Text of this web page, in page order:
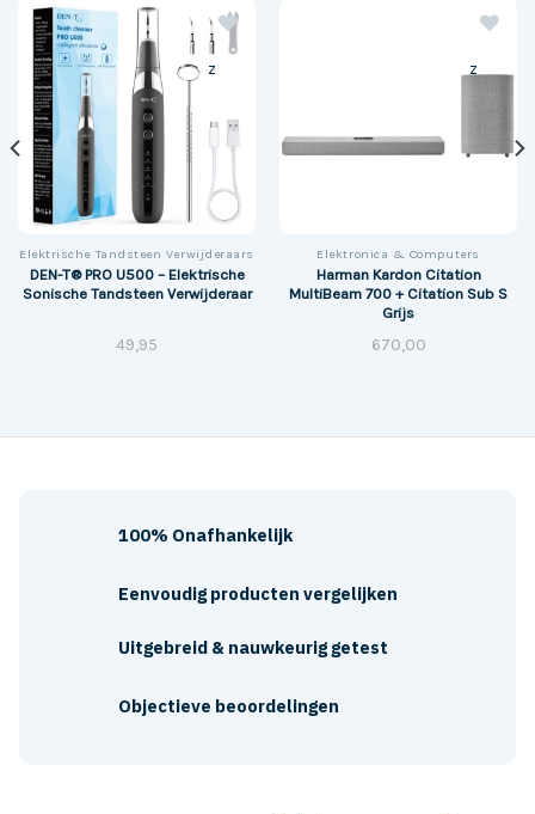
z
Elektrische Tandsteen Verwijderaars
DEN-T® PRO U500 – Elektrische
Sonische Tandsteen Verwijderaar
49,95
z
Elektronica & Computers
Harman Kardon Citation
MultiBeam 700 + Citation Sub S
Grijs
670,00
100% Onafhankelijk
Eenvoudig producten vergelijken
Uitgebreid & nauwkeurig getest
Objectieve beoordelingen